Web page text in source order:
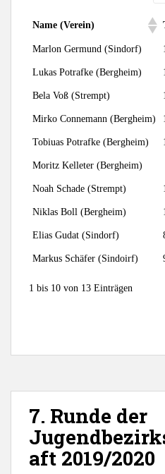
Name (Verein)
Marlon Germund (Sindorf)
Lukas Potrafke (Bergheim)
Bela Voß (Strempt)
Mirko Connemann (Bergheim)
Tobiuas Potrafke (Bergheim)
Moritz Kelleter (Bergheim)
Noah Schade (Strempt)
Niklas Boll (Bergheim)
Elias Gudat (Sindorf)
Markus Schäfer (Sindoirf)
1 bis 10 von 13 Einträgen
7. Runde der
aft 2019/2020